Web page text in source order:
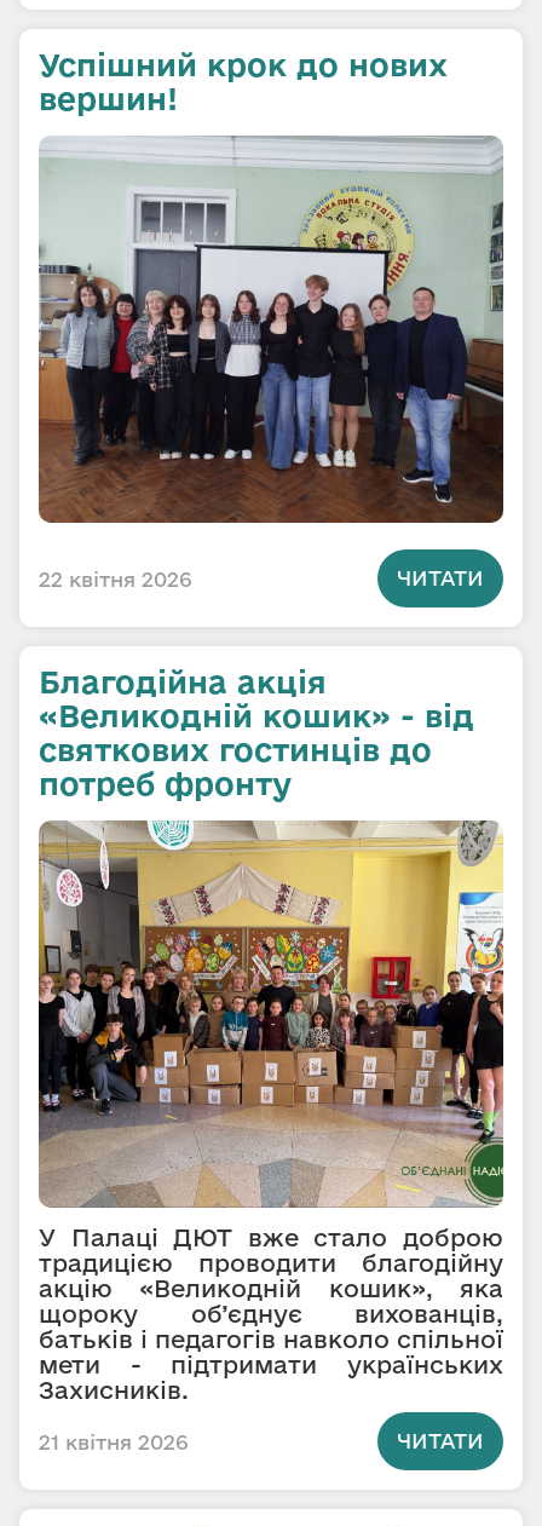
Успішний крок до нових
вершин!
22 квітня 2026 ЧИТАТИ
Благодійна акція
«Великодній кошик» - від
святкових гостинців до
потреб фронту
У Палаці ДЮТ вже стало доброю
традицією проводити благодійну
акцію «Великодній кошик», яка
щороку об’єднує вихованців,
батьків і педагогів навколо спільної
мети - підтримати українських
Захисників.
21 квітня 2026 ЧИТАТИ